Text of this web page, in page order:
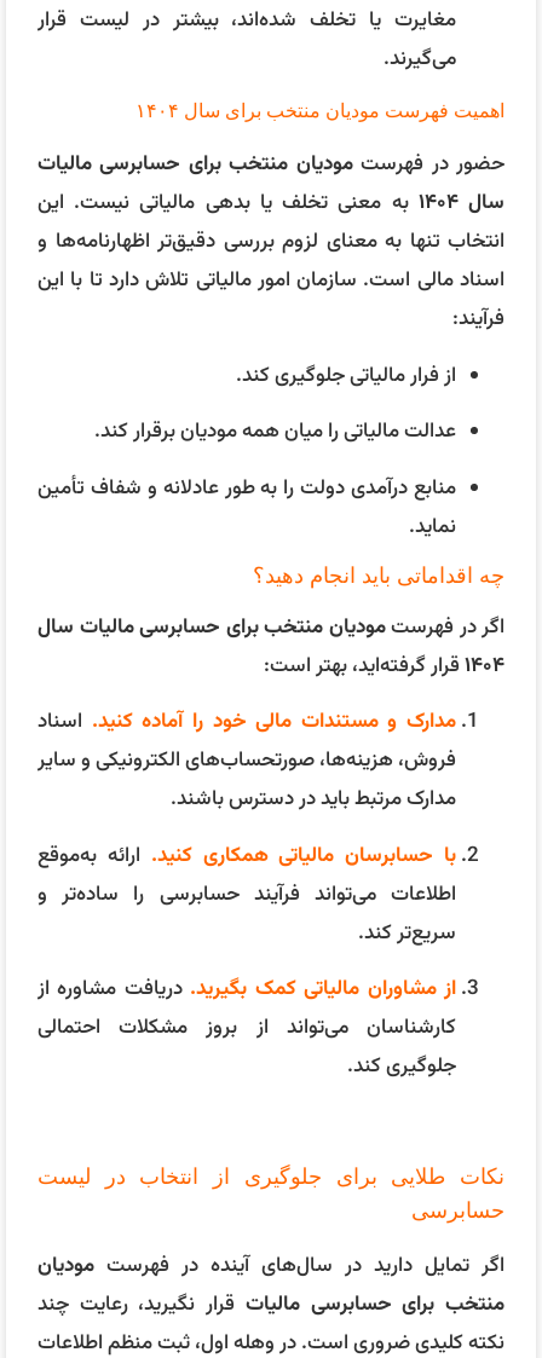
مغایرت یا تخلف شده‌اند، بیشتر در لیست قرار
می‌گیرند.
اهمیت فهرست مودیان منتخب برای سال ۱۴۰۴
حضور در فهرستمودیان منتخب برای حسابرسی مالیات
سال ۱۴۰۴
به معنی تخلف یا بدهی مالیاتی نیست. این
انتخاب تنها به معنای لزوم بررسی دقیق‌تر اظهارنامه‌ها و
اسناد مالی است. سازمان امور مالیاتی تلاش دارد تا با این
فرآیند:
از فرار مالیاتی جلوگیری کند.
عدالت مالیاتی را میان همه مودیان برقرار کند.
منابع درآمدی دولت را به طور عادلانه و شفاف تأمین
نماید.
چه اقداماتی باید انجام دهید؟
اگر در فهرستمودیان منتخب برای حسابرسی مالیات سال
۱۴۰۴قرار گرفته‌اید، بهتر است:
مدارک و مستندات مالی خود را آماده کنید. اسناد
فروش، هزینه‌ها، صورتحساب‌های الکترونیکی و سایر
مدارک مرتبط باید در دسترس باشند.
با حسابرسان مالیاتی همکاری کنید. ارائه به‌موقع
اطلاعات می‌تواند فرآیند حسابرسی را ساده‌تر و
سریع‌تر کند.
از مشاوران مالیاتی کمک بگیرید. دریافت مشاوره از
کارشناسان می‌تواند از بروز مشکلات احتمالی
جلوگیری کند.
نکات طلایی برای جلوگیری از انتخاب در لیست
حسابرسی
اگر تمایل دارید در سال‌های آینده در فهرست مودیان
منتخب برای حسابرسی مالیات قرار نگیرید، رعایت چند
نکته کلیدی ضروری است. در وهله اول، ثبت منظم اطلاعات